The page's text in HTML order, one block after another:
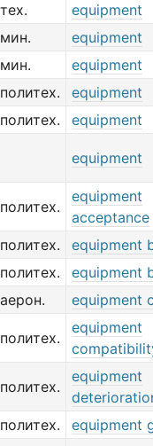
тех.
equipment
мин.
equipment
мин.
equipment
политех.
equipment
политех.
equipment
equipment
политех.
equipment
acceptance
политех. equipment
политех.
equipment
аерон.
equipment
политех.
equipment
политех.
equipment
политех. equipment